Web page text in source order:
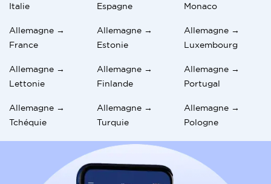
Italie
Espagne
Monaco
Allemagne →
France
Allemagne →
Estonie
Allemagne →
Luxembourg
Allemagne →
Lettonie
Allemagne →
Finlande
Allemagne →
Portugal
Allemagne →
Tchéquie
Allemagne →
Turquie
Allemagne →
Pologne